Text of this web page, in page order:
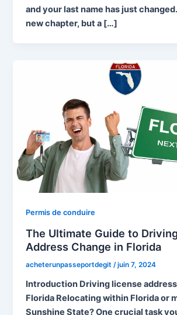
and your last name has just
new chapter, but a […]
Permis de conduire
The Ultimate Guide to
Address Change in Florida
acheterunpasseportdegit/juin 7, 2024
Introduction Driving license
Florida Relocating within Florida or
Sunshine State? One crucial task